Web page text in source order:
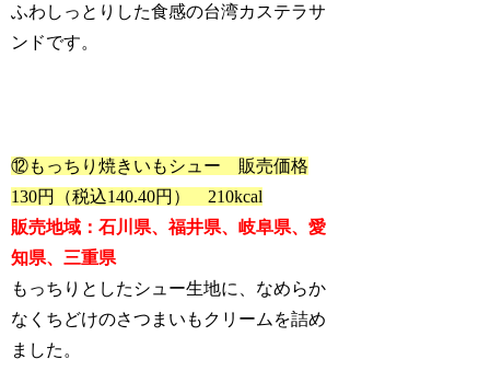
ふわしっとりした食感の台湾カステラサ
ンドです。
⑫もっちり焼きいもシュー 販売価格
130円（税込140.40円） 210kcal
販売地域：石川県、福井県、岐阜県、愛
知県、三重県
もっちりとしたシュー生地に、なめらか
なくちどけのさつまいもクリームを詰め
ました。